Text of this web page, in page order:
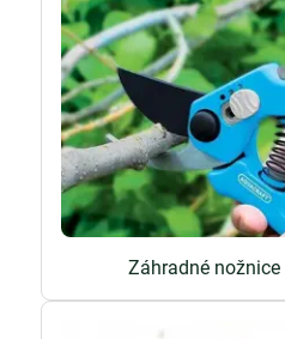
Záhradné nožnice